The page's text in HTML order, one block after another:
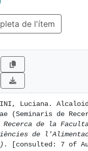
de l'ítem
Luciana.
Recerca de la
de
. [consulted: 7 of